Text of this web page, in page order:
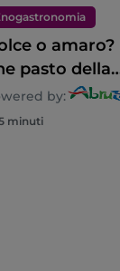
o amaro?
pasto della
by:
minuti